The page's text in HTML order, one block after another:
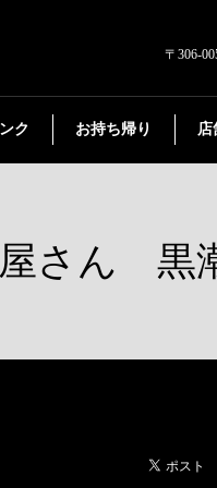
ク お持ち帰り 店
〒306-
屋さん 黒